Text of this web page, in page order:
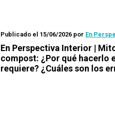
Publicado el 15/06/2026 por En
En Perspectiva Interior |
compost: ¿Por qué hacerlo
requiere? ¿Cuáles son los